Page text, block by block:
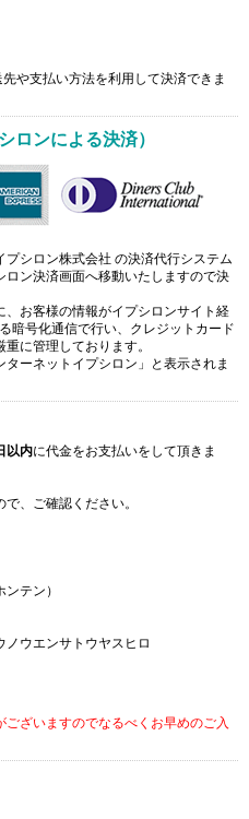
や支払い方法を利用して決済できま
ロンによる決済）
シロン株式会社 の決済代行システム
ン決済画面へ移動いたしますので決
お客様の情報がイプシロンサイト経
暗号化通信で行い、クレジットカード
に管理しております。
ーネットイプシロン」と表示されま
以内に代金をお支払いをして頂きま
、ご確認ください。
テン）
エンサトウヤスヒロ
ざいますのでなるべくお早めのご入